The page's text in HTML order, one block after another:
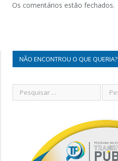
Os comentários estão fechados.
NÃO ENCONTROU O QUE QUERIA?